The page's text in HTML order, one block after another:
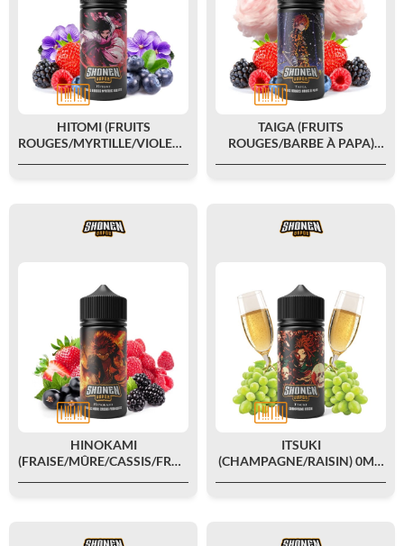
HITOMI (FRUITS
ROUGES/MYRTILLE/VIOLETTE)
TAIGA (FRUITS
ROUGES/BARBE À PAPA)
HINOKAMI
(FRAISE/MÛRE/CASSIS/FRAMBOISE)
ITSUKI
(CHAMPAGNE/RAISIN) 0MG